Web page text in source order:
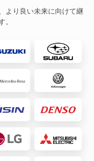
より良い未来に向けて継
。